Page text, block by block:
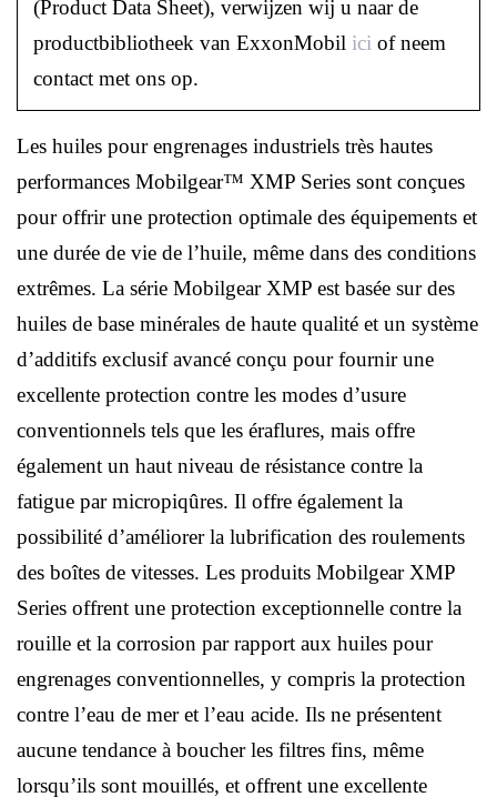
(Product Data Sheet), verwijzen wij u naar de
productbibliotheek van ExxonMobil ici of neem
contact met ons op.
Les huiles pour engrenages industriels très hautes
performances Mobilgear™ XMP Series sont conçues
pour offrir une protection optimale des équipements et
une durée de vie de l’huile, même dans des conditions
extrêmes. La série Mobilgear XMP est basée sur des
huiles de base minérales de haute qualité et un système
d’additifs exclusif avancé conçu pour fournir une
excellente protection contre les modes d’usure
conventionnels tels que les éraflures, mais offre
également un haut niveau de résistance contre la
fatigue par micropiqûres. Il offre également la
possibilité d’améliorer la lubrification des roulements
des boîtes de vitesses. Les produits Mobilgear XMP
Series offrent une protection exceptionnelle contre la
rouille et la corrosion par rapport aux huiles pour
engrenages conventionnelles, y compris la protection
contre l’eau de mer et l’eau acide. Ils ne présentent
aucune tendance à boucher les filtres fins, même
lorsqu’ils sont mouillés, et offrent une excellente